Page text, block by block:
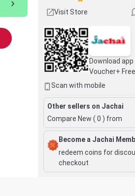
Visit Store
Download
Voucher+
Scan with mobile
Other sellers on Jachai
Compare New ( 0 ) from
Become a Jachai
redeem coins for
checkout